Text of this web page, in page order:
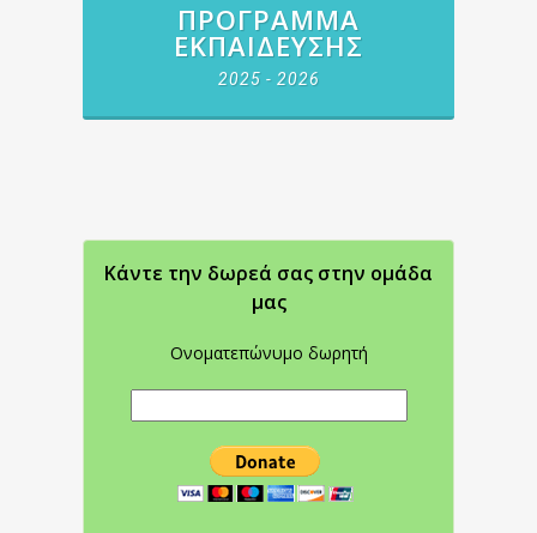
ΠΡΌΓΡΑΜΜΑ
ΕΚΠΑΊΔΕΥΣΗΣ
2025 - 2026
Κάντε την δωρεά σας στην oμάδα
μας
Ονοματεπώνυμο δωρητή